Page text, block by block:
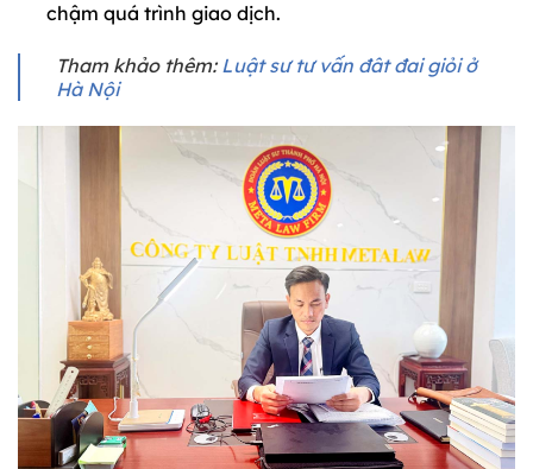
chậm quá trình giao dịch.
Tham khảo thêm: Luật sư tư vấn đât đai giỏi ở
Hà Nội